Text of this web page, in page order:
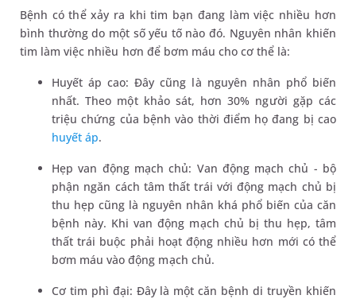
Bệnh có thể xảy ra khi tim bạn đang làm việc nhiều hơn
bình thường do một số yếu tố nào đó. Nguyên nhân khiến
tim làm việc nhiều hơn để bơm máu cho cơ thể là:
Huyết áp cao: Đây cũng là nguyên nhân phổ biến
nhất. Theo một khảo sát, hơn 30% người gặp các
triệu chứng của bệnh vào thời điểm họ đang bị cao
huyết áp.
Hẹp van động mạch chủ: Van động mạch chủ - bộ
phận ngăn cách tâm thất trái với động mạch chủ bị
thu hẹp cũng là nguyên nhân khá phổ biến của căn
bệnh này. Khi van động mạch chủ bị thu hẹp, tâm
thất trái buộc phải hoạt động nhiều hơn mới có thể
bơm máu vào động mạch chủ.
Cơ tim phì đại: Đây là một căn bệnh di truyền khiến